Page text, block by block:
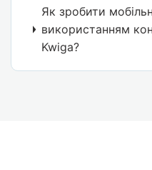
Як зробити
використанням
Kwiga?